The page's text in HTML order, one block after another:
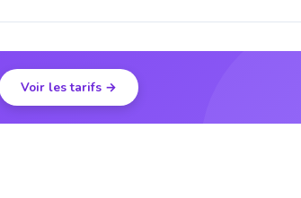
Voir les tarifs →